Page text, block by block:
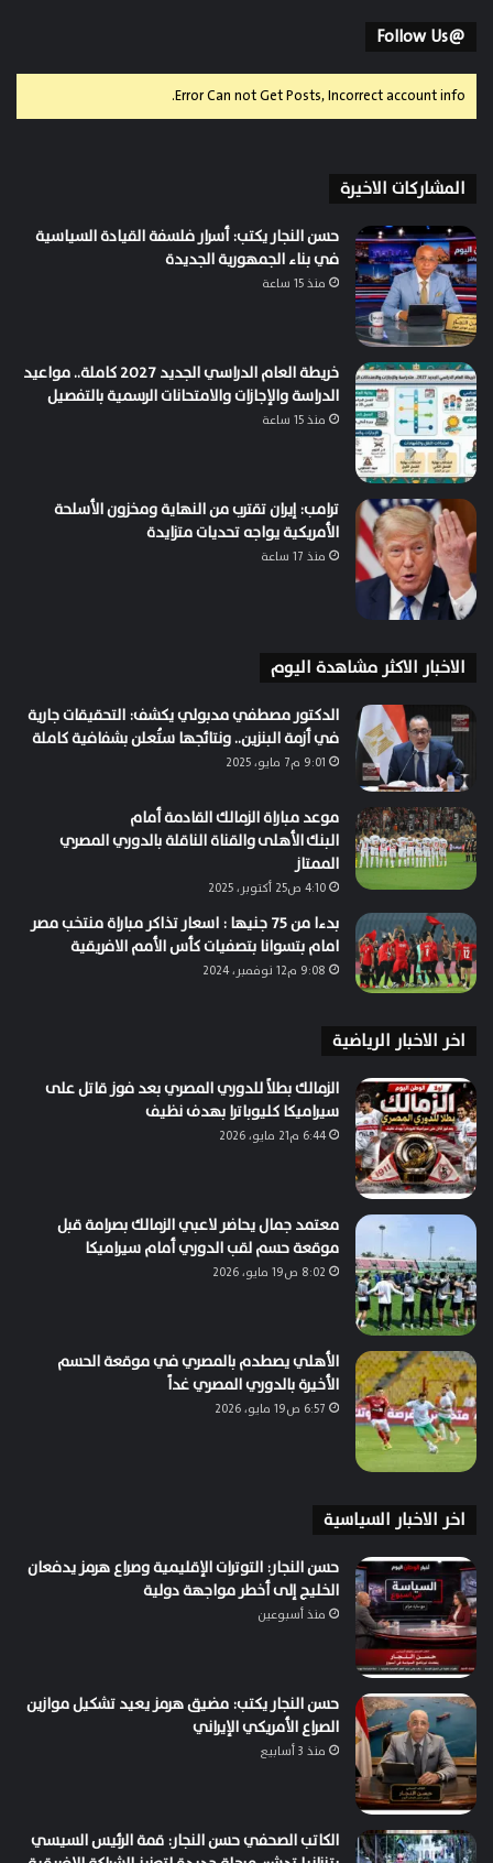
@Follow Us
Error Can not Get Posts, Incorrect account info.
المشاركات الاخيرة
حسن النجار يكتب: أسرار فلسفة القيادة السياسية
في بناء الجمهورية الجديدة
منذ 15 ساعة
خريطة العام الدراسي الجديد 2027 كاملة.. مواعيد
الدراسة والإجازات والامتحانات الرسمية بالتفصيل
منذ 15 ساعة
ترامب: إيران تقترب من النهاية ومخزون الأسلحة
الأمريكية يواجه تحديات متزايدة
منذ 17 ساعة
الاخبار الاكثر مشاهدة اليوم
الدكتور مصطفي مدبولي يكشف: التحقيقات جارية
في أزمة البنزين.. ونتائجها ستُعلن بشفافية كاملة
9:01 م7 مايو، 2025
موعد مباراة الزمالك القادمة أمام
البنك الأهلى والقناة الناقلة بالدوري المصري
الممتاز
4:10 ص25 أكتوبر، 2025
بدءا من 75 جنيها : اسعار تذاكر مباراة منتخب مصر
امام بتسوانا بتصفيات كأس الأمم الافريقية
9:08 م12 نوفمبر، 2024
اخر الاخبار الرياضية
الزمالك بطلاً للدوري المصري بعد فوز قاتل على
سيراميكا كليوباترا بهدف نظيف
6:44 م21 مايو، 2026
معتمد جمال يحاضر لاعبي الزمالك بصرامة قبل
موقعة حسم لقب الدوري أمام سيراميكا
8:02 ص19 مايو، 2026
الأهلي يصطدم بالمصري في موقعة الحسم
الأخيرة بالدوري المصري غداً
6:57 ص19 مايو، 2026
اخر الاخبار السياسية
حسن النجار: التوترات الإقليمية وصراع هرمز يدفعان
الخليج إلى أخطر مواجهة دولية
منذ أسبوعين
حسن النجار يكتب: مضيق هرمز يعيد تشكيل موازين
الصراع الأمريكي الإيراني
منذ 3 أسابيع
الكاتب الصحفي حسن النجار: قمة الرئيس السيسي